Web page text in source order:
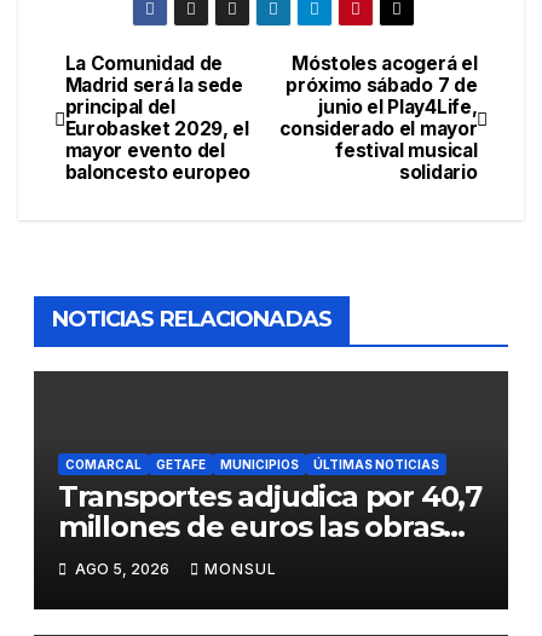
Navegación
de
entradas
Móstoles acogerá el
próximo sábado 7 de
junio el Play4Life,
considerado el mayor
festival musical
solidario
La Comunidad de
Madrid será la sede
principal del
Eurobasket 2029, el
mayor evento del
baloncesto europeo
NOTICIAS RELACIONADAS
COMARCAL GETAFE MUNICIPIOS ÚLTIMAS NOTICIAS
Transportes adjudica por 40,7
millones de euros las obras
para mejorar la accesibilidad
del transporte público en la
A-4 en Getafe
AGO 5, 2026 MONSUL